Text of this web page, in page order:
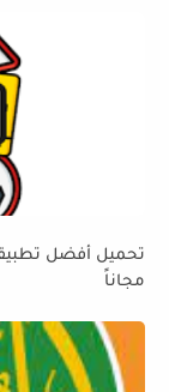
تحميل أفضل
مجاناً